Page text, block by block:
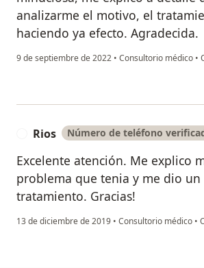
analizarme el motivo, el
haciendo ya efecto. Agradecida.
9 de septiembre de 2022 • Consultorio médico •
Rios Número de teléfono
Excelente atención. Me explico
problema que tenia y me dio un
tratamiento. Gracias!
13 de diciembre de 2019 • Consultorio médico •